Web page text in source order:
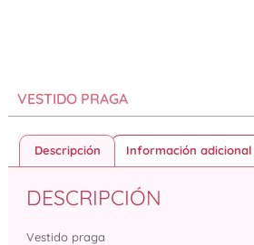
VESTIDO PRAGA
Descripción Información adicional
DESCRIPCIÓN
Vestido praga